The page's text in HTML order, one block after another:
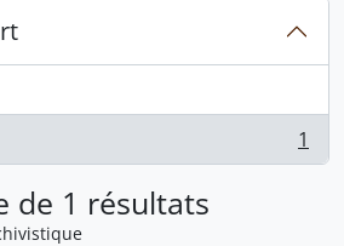
1
de 1 résultats